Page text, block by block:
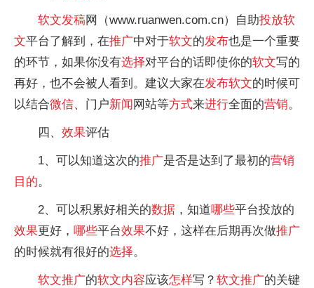
软文发稿网（www.ruanwen.com.cn）自助投放软
文平台了解到，在推广中对于软文的发布也是一个重要
的环节，如果你没有选择对平台的话即使你的软文写的
再好，也不会被人看到。建议大家在发布软文的时候可
以结合微信、门户新闻 网站等方式来进行全面的营销。
四、 效果评估
1、可以知道这次的推广是否是达到了最初的营销
目的。
2、可以积累好相关的数据 ，知道哪些平台投放的
效果更好， 哪些平台效果不好，这样在后期再次做推广
的时候就有很好的选择。
软文推广的软文内容应该怎样写？ 软文推广的关键